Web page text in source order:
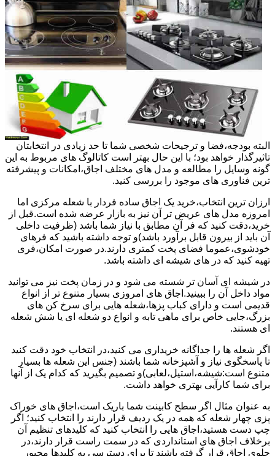
البته بودجه،فضا و ترجیحات شخصی شما تا حد زیادی در انتخابتان
تاثیرگذار خواهد بود؛ با این حال بهتر است کاتالوگ های مربوط به این
گونه وسایل را مطالعه و مدل های مختلف اجاق،امکانات و پیشرفته
ترین فناوری های موجود را بررسی کنید.
ارزان ترین انتخاب،خرید یک اجاق ساده فردار با شعله مرکزی اما
امروزه مدل های عریض تر آن نیز به بازار عرضه شده است.قبل از
خرید،دقت کنید که فر آن مطابق با نیاز شما باشد (ظرفیت داخلی
آن باید از بیرون قابل برآورد باشد)و توجه داشته باشید که فرهای
خودشوی،عموما فضای پخت کمتری دارند.در صورت امکان،فری
تهیه کنید که در های شیشه ای داشته باشد.
در شیشه ای آسان تر شسته می شود و در زمان پخت نیز می توانید
مواد داخل آن را ببینید.اجاق های امروزی بسیار متنوع تر از انواع
قدیمی است و دارای کباب پزها،شعله هایی برای سرخ کن های
بزرگ،جایی خاص برای ماهی تابه و انواع دو شعله ای یا شش شعله
ای هستند.
اگر شعله ها را جداگانه خریداری می کنید،در انتخاب خود دقت کنید
تا پاسخگوی نیاز و آشپزخانه شما باشند (جنس این شعله ها بسیار
متنوع است:شیشه،استیل،لعابی)و تصمیم بگیرید که کدام یک از آنها
برای شما کارآیی بهتری خواهد داشت.
به عنوان مثال اگر سطح کابینت شما باریک است،اجاق های خوراک
پزی چهار شعله که همه در یک ردیف قرار دارند را انتخاب کنید؛ اگر
چپ دست هستید،اجاق هایی را انتخاب کنید که کلیدهای تنظیم آن
برخلاف اجاق های استانداردی که در سمت راست قرار دارند،در
جلوی اجاق قرار گرفته باشند تا برای دسترسی به کلیدها مجبور